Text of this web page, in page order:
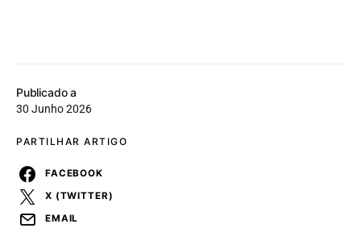
Publicado a
30 Junho 2026
PARTILHAR ARTIGO
FACEBOOK
X (TWITTER)
EMAIL